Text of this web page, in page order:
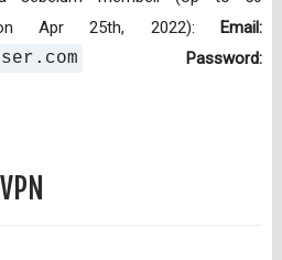
on Apr 25th, 2022): Email:
Password: